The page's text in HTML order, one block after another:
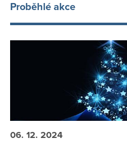
Proběhlé akce
06. 12. 2024